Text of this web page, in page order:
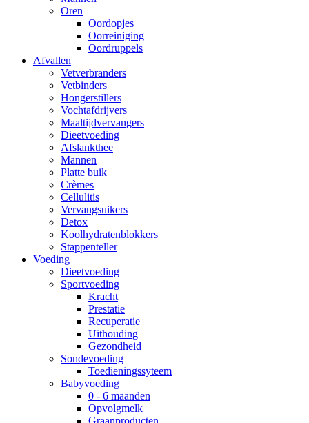
Oren
Oordopjes
Oorreiniging
Oordruppels
Afvallen
Vetverbranders
Vetbinders
Hongerstillers
Vochtafdrijvers
Maaltijdvervangers
Dieetvoeding
Afslankthee
Mannen
Platte buik
Crèmes
Cellulitis
Vervangsuikers
Detox
Koolhydratenblokkers
Stappenteller
Voeding
Dieetvoeding
Sportvoeding
Kracht
Prestatie
Recuperatie
Uithouding
Gezondheid
Sondevoeding
Toedieningssyteem
Babyvoeding
0 - 6 maanden
Opvolgmelk
Graanproducten